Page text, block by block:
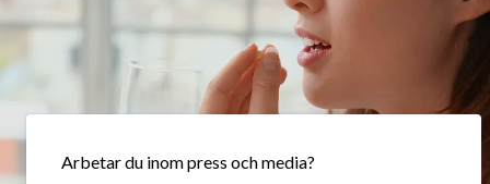
Arbetar du inom press och media?